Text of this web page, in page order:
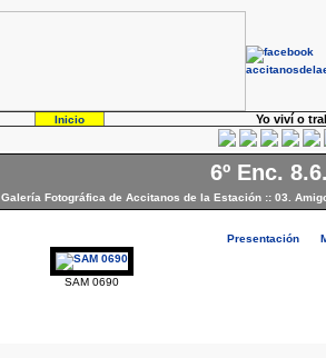
Inicio Yo viví o
6º Enc.
Galería Fotográfica de Accitanos de la Estación :: 03.
Presentación
SAM 0690